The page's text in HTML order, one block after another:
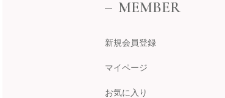
MEMBER
新規会員登録
マイページ
お気に入り